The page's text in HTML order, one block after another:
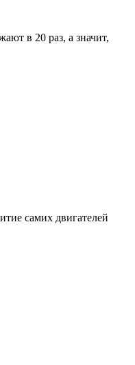
в 20 раз, а значит,
самих двигателей